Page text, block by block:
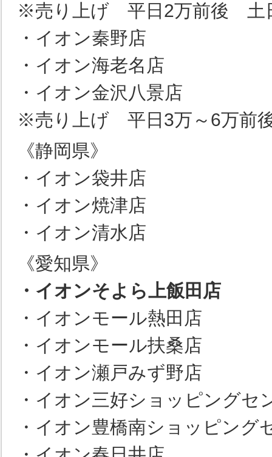
※売り上げ 平日2万前後 土
・イオン秦野店
・イオン海老名店
・イオン金沢八景店
※売り上げ 平日3万～6万前
《静岡県》
・イオン袋井店
・イオン焼津店
・イオン清水店
《愛知県》
・イオンそよら上飯田店
・イオンモール熱田店
・イオンモール扶桑店
・イオン瀬戸みず野店
・イオン三好ショッピングセ
・イオン豊橋南ショッピング